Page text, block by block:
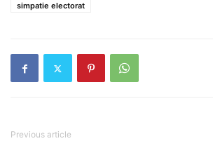
simpatie electorat
Previous article